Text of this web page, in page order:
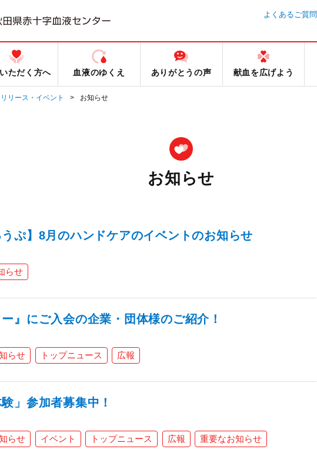
よくあるご質問
ただく方へ 血液のゆくえ ありがとうの声 献血を広げよう
リース・イベント お知らせ
お知らせ
うぷ】8月のハンドケアのイベントのお知らせ
らせ
ー』にご入会の企業・団体様のご紹介！
らせ トップニュース 広報
」参加者募集中！
らせ イベント トップニュース 広報 重要なお知らせ